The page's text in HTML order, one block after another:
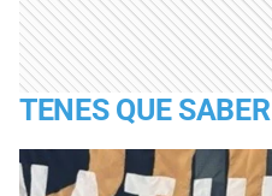
TENES QUE SABER